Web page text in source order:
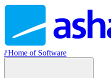
//Home of Software